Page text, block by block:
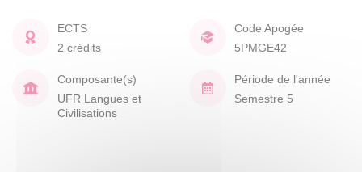
ECTS
2 crédits
Code Apogée
5PMGE42
Composante(s)
UFR Langues et
Civilisations
Période de l'année
Semestre 5